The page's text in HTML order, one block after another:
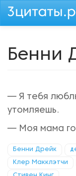
Перейти
Бенни
— Я тебя
утомляешь.
— Моя мама
Бенни Дрейк
Клер Макклэтчи